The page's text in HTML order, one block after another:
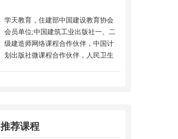
学天教育，住建部中国建设教育协会
会员单位;中国建筑工业出版社一、二
级建造师网络课程合作伙伴，中国计
划出版社微课程合作伙伴，人民卫生
推荐课程